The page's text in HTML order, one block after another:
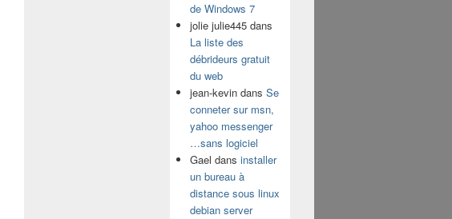
de Windows 7
jolie julie445dans
La liste des
débrideurs gratuit
du web
jean-kevindans Se
conneter sur msn,
yahoo messenger
…sans logiciel
Gael dans installer
un bureau à
distance sous linux
debian server